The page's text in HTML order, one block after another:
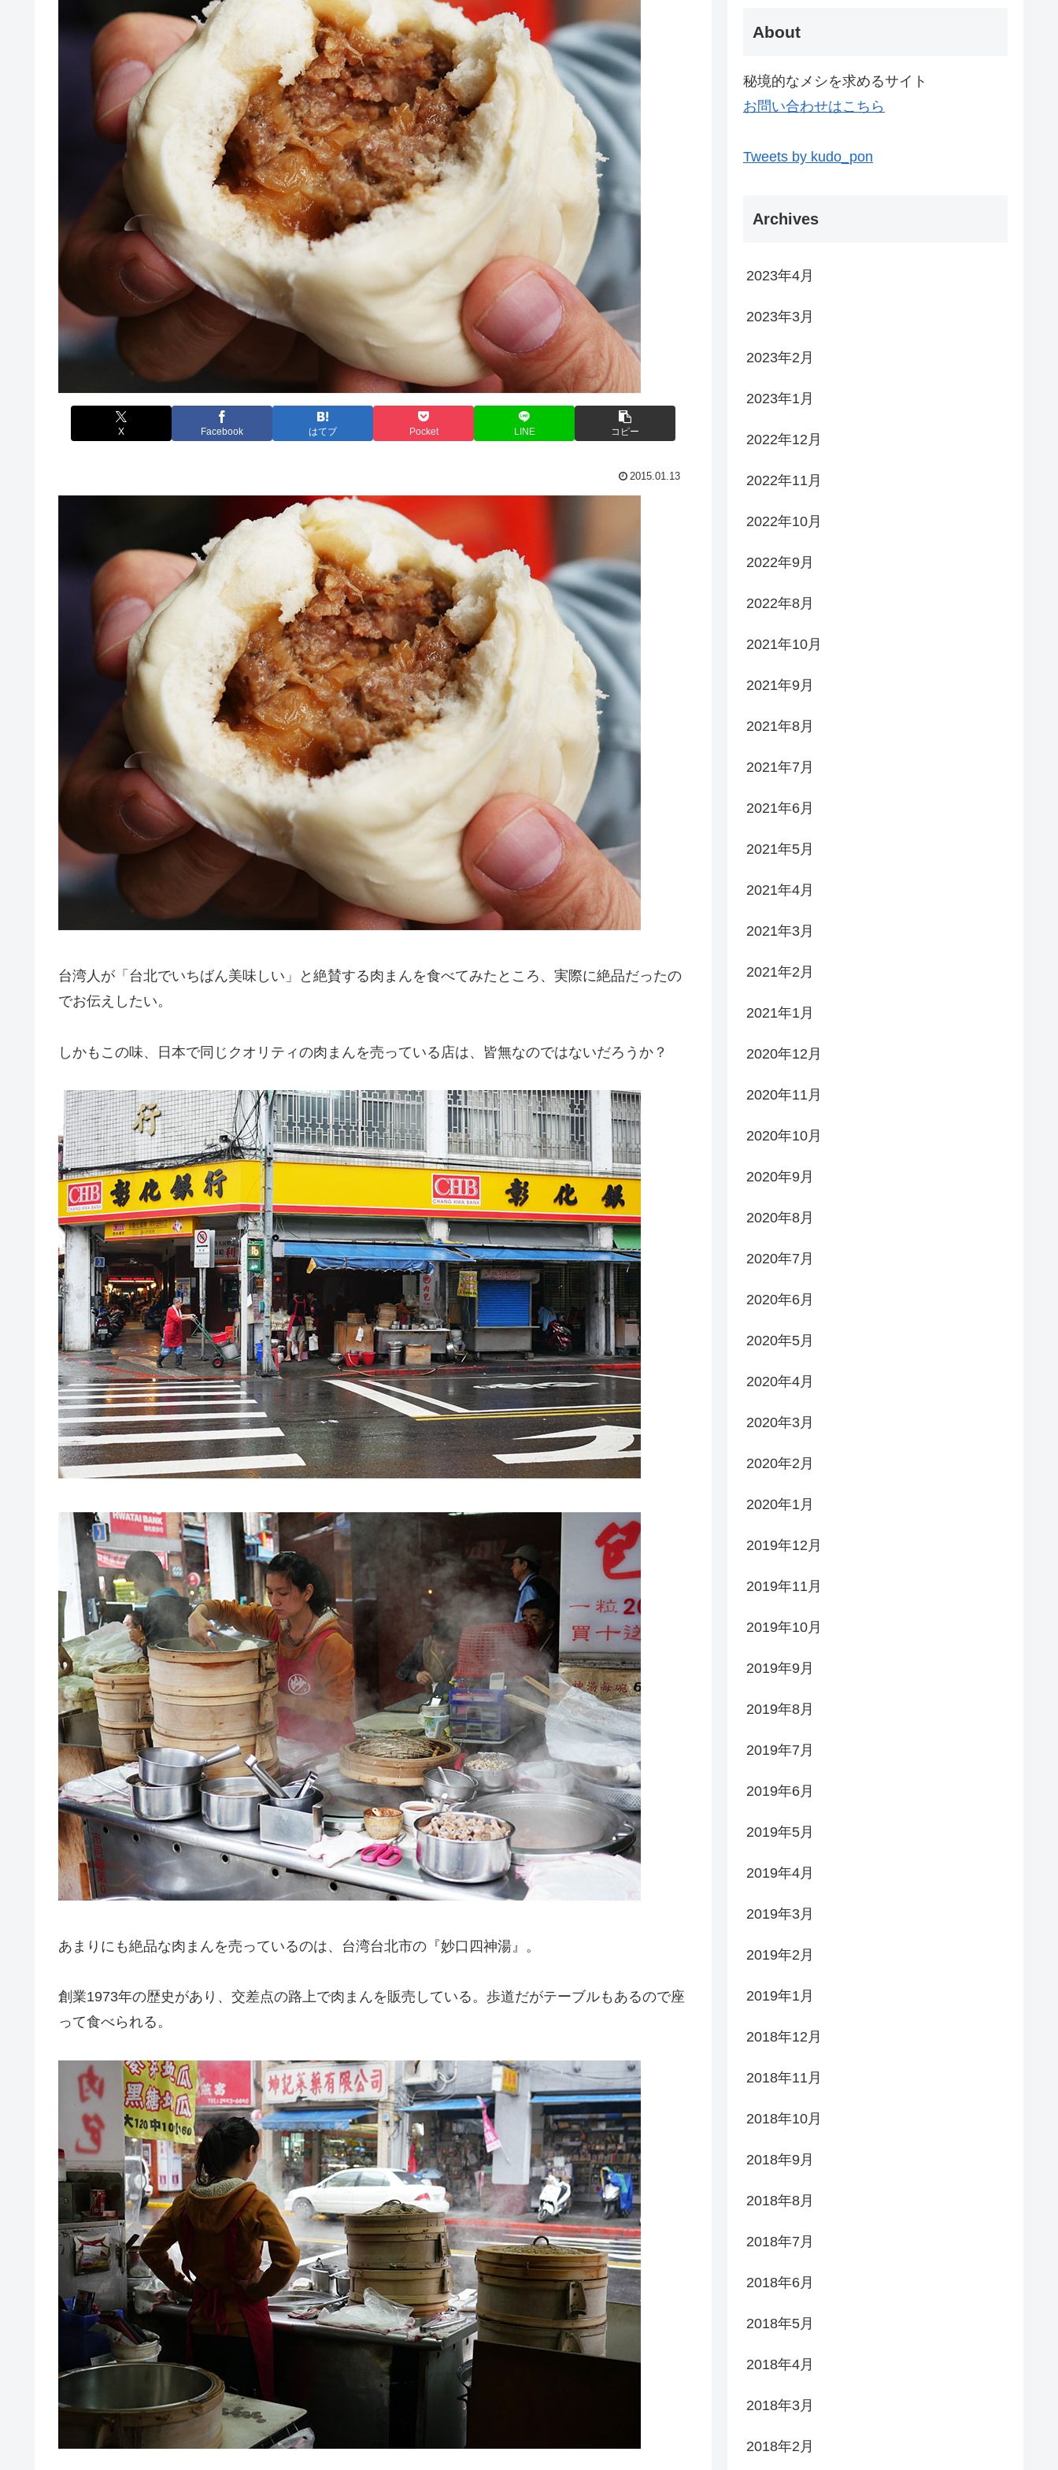
X Facebook はてブ Pocket LINE コピー
2015.01.13
台湾人が「台北でいちばん美味しい」と絶賛する肉まんを食べてみたところ、実際に絶品だったの
でお伝えしたい。
しかもこの味、日本で同じクオリティの肉まんを売っている店は、皆無なのではないだろうか？
あまりにも絶品な肉まんを売っているのは、台湾台北市の『妙口四神湯』。
創業1973年の歴史があり、交差点の路上で肉まんを販売している。歩道だがテーブルもあるので座
って食べられる。
About
秘境的なメシを求めるサイト
お問い合わせはこちら
Tweets by kudo_pon
Archives
2023年4月
2023年3月
2023年2月
2023年1月
2022年12月
2022年11月
2022年10月
2022年9月
2022年8月
2021年10月
2021年9月
2021年8月
2021年7月
2021年6月
2021年5月
2021年4月
2021年3月
2021年2月
2021年1月
2020年12月
2020年11月
2020年10月
2020年9月
2020年8月
2020年7月
2020年6月
2020年5月
2020年4月
2020年3月
2020年2月
2020年1月
2019年12月
2019年11月
2019年10月
2019年9月
2019年8月
2019年7月
2019年6月
2019年5月
2019年4月
2019年3月
2019年2月
2019年1月
2018年12月
2018年11月
2018年10月
2018年9月
2018年8月
2018年7月
2018年6月
2018年5月
2018年4月
2018年3月
2018年2月